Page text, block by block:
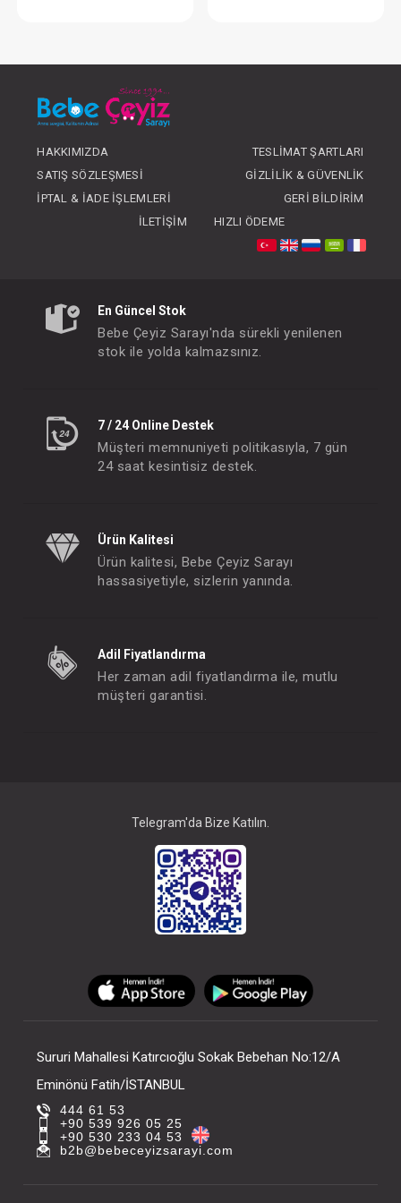
OLUNUZ
HAKKIMIZDA
TESLIMAT ŞARTLARI
SATIŞ SÖZLEŞMESI
GIZLILIK & GÜVENLIK
İPTAL & İADE İŞLEMLERI
GERI BILDIRIM
İLETIŞIM
HIZLI ÖDEME
En Güncel Stok
Bebe Çeyiz Sarayı'nda sürekli yenilenen
stok ile yolda kalmazsınız.
7 / 24 Online Destek
Müşteri memnuniyeti politikasıyla, 7 gün
24 saat kesintisiz destek.
Ürün Kalitesi
Ürün kalitesi, Bebe Çeyiz Sarayı
hassasiyetiyle, sizlerin yanında.
Adil Fiyatlandırma
Her zaman adil fiyatlandırma ile, mutlu
müşteri garantisi.
Telegram'da Bize Katılın.
Sururi Mahallesi Katırcıoğlu Sokak Bebehan No:12/A
Eminönü Fatih/İSTANBUL
444 61 53
+90 539 926 05 25
+90 530 233 04 53
b2b@bebeceyizsarayi.com